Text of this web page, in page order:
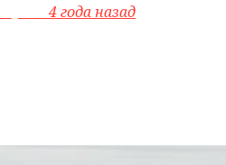
4 года назад